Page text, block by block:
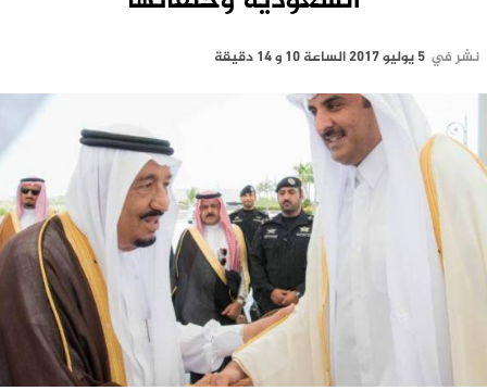
نشر في 5 يوليو 2017 الساعة 10 و 14 دقيقة